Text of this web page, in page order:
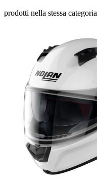
prodotti nella stessa categoria